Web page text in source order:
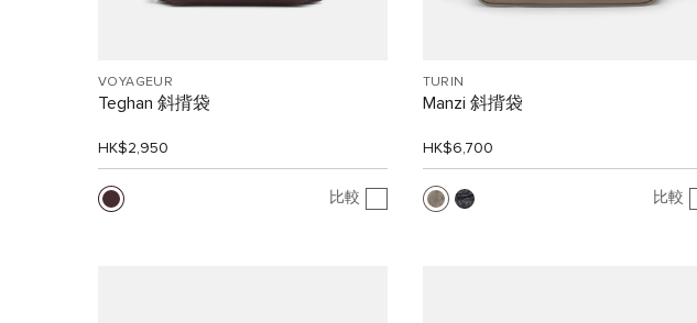
VOYAGEUR
Teghan 斜揹袋
HK$2,950
比較
TURIN
Manzi 斜揹袋
HK$6,700
比較